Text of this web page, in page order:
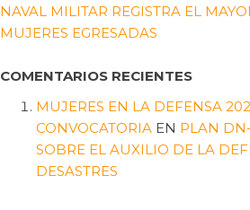
NAVAL MILITAR REGISTRA EL
MUJERES EGRESADAS
COMENTARIOS RECIENTES
MUJERES EN LA DEFENSA
CONVOCATORIA EN PLAN
SOBRE EL AUXILIO DE LA
DESASTRES